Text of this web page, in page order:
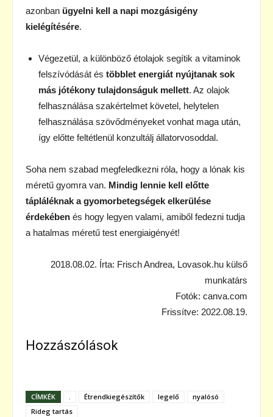
azonban ügyelni kell a napi mozgásigény
kielégítésére.
Végezetül, a különböző étolajok segítik a vitaminok
felszívódását és többlet energiát nyújtanak sok
más jótékony tulajdonságuk mellett. Az olajok
felhasználása szakértelmet követel, helytelen
felhasználása szövődményeket vonhat maga után,
így előtte feltétlenül konzultálj állatorvosoddal.
Soha nem szabad megfeledkezni róla, hogy a lónak kis
méretű gyomra van. Mindig lennie kell előtte
tápláléknak a gyomorbetegségek elkerülése
érdekében és hogy legyen valami, amiből fedezni tudja
a hatalmas méretű test energiaigényét!
2018.08.02. Írta: Frisch Andrea, Lovasok.hu külső
munkatárs
Fotók: canva.com
Frissítve: 2022.08.19.
Hozzászólások
CÍMKÉK . Étrendkiegészítők legelő
nyalósó
Rideg tartás